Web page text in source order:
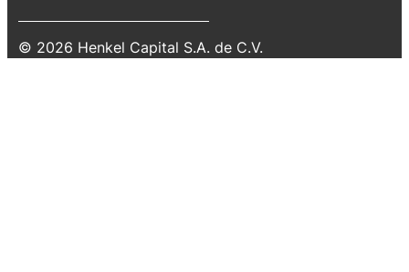
© 2026 Henkel Capital S.A. de C.V.